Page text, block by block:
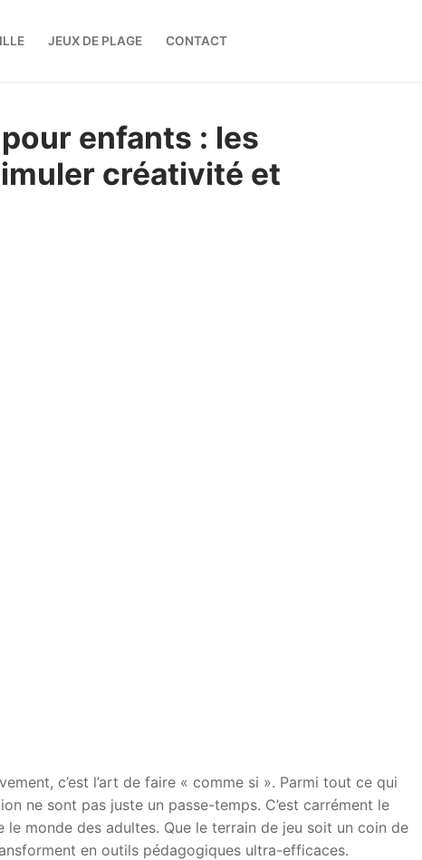
JEUX DE PLAGE CONTACT
enfants : les
créativité et
c’est l’art de faire « comme si ». Parmi tout ce qui
ne sont pas juste un passe-temps. C’est carrément le
monde des adultes. Que le terrain de jeu soit un coin de
en outils pédagogiques ultra-efficaces.